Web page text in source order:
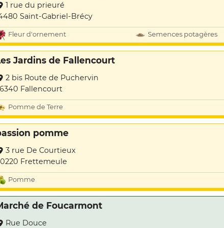
1 rue du prieuré
Saint-Gabriel-Brécy
Fleur d'ornement Semences potagères
Jardins de Fallencourt
2 bis Route de Puchervin
Fallencourt
Pomme de Terre
pomme
3 rue De Courtieux
Frettemeule
Pomme
de Foucarmont
Rue Douce